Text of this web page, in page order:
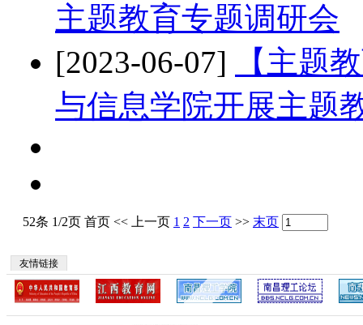
主题教育专题调研会
[2023-06-07]
【主题
与信息学院开展主题
52条 1/2页 首页 << 上一页 1 2 下一页 >> 末页
友情链接